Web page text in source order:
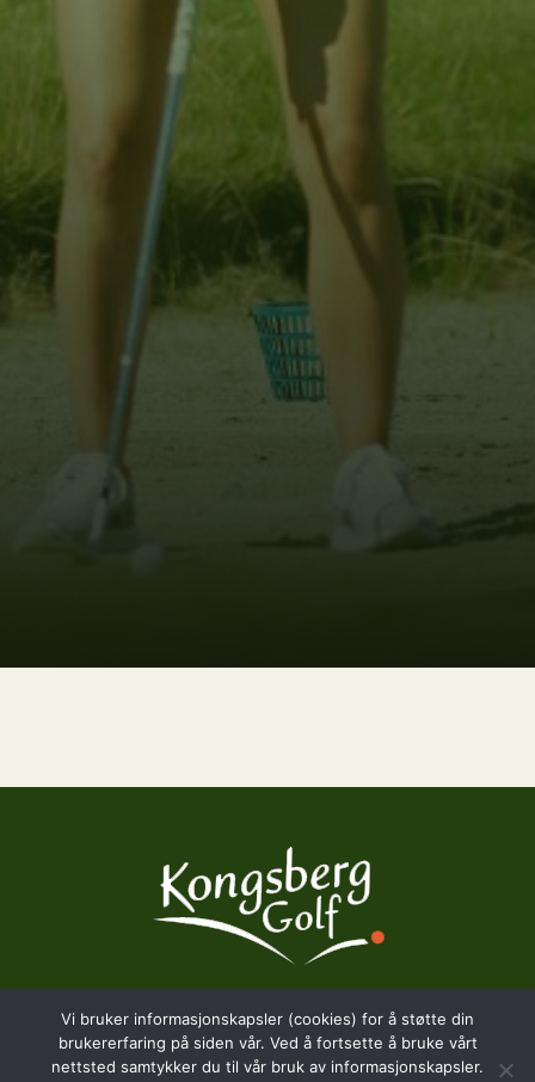
BESØKSADRESSE
Vi bruker informasjonskapsler (cookies) for å støtte din
brukererfaring på siden vår. Ved å fortsette å bruke vårt
nettsted samtykker du til vår bruk av informasjonskapsler.